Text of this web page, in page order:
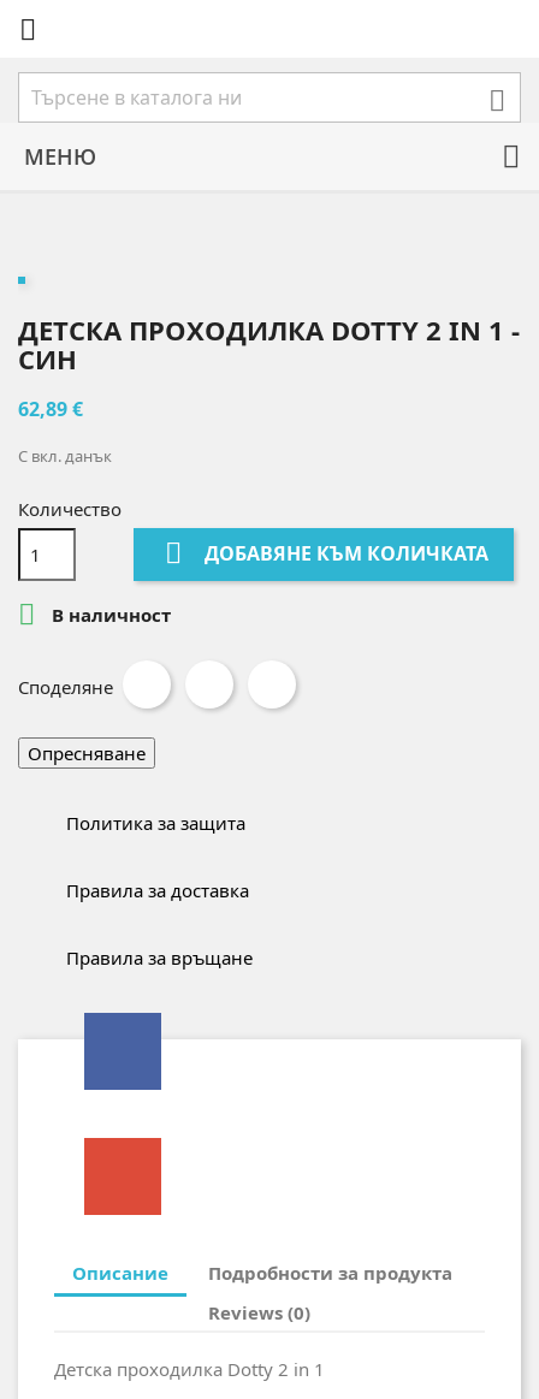


МЕНЮ
ДЕТСКА ПРОХОДИЛКА DOTTY 2 IN 1 -
СИН
62,89 €
С вкл. данък
Количество
 ДОБАВЯНЕ КЪМ КОЛИЧКАТА
 В наличност
Споделяне
Политика за защита
Правила за доставка
Правила за връщане
Описание
Подробности за продукта
Reviews (0)
Детска проходилка Dotty 2 in 1